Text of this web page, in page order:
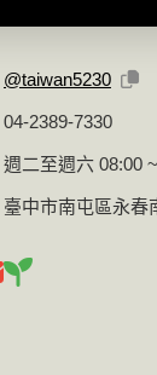
@taiwan5230
04-2389-7330
週二至週六 08:00
臺中市南屯區永春